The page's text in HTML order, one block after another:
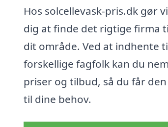
Hos solcellevask-pris.dk gør
dig at finde det rigtige firma
dit område. Ved at indhente
forskellige fagfolk kan du
priser og tilbud, så du får
til dine behov.